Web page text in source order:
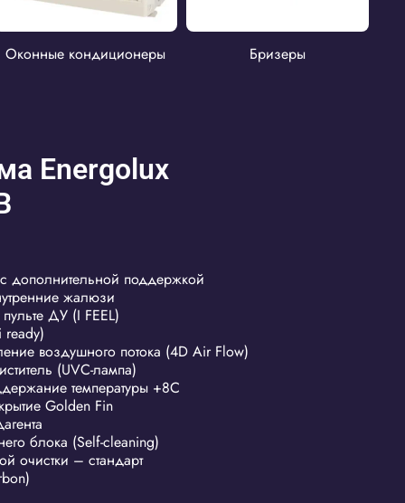
Оконные кондиционеры Бризеры
Energolux
дополнительной поддержкой
жалюзи
ДУ (I FEEL)
ready)
воздушного потока (4D Air Flow)
(UVC-лампа)
температуры +8С
Golden Fin
блока (Self-cleaning)
очистки – стандарт